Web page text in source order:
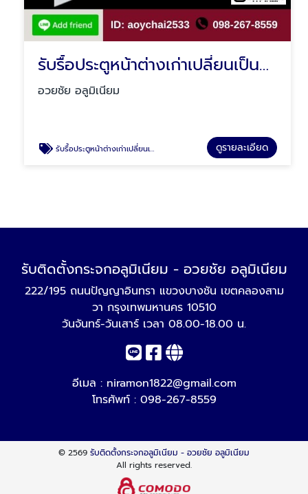
รับรื้อประตูหน้าต่างเก่าเปลี่ยนเป็นกระจก มีนบุรี
อวยชัย อลูมิเนียม
รับรื้อประตูหน้าต่างเก่าเปลี่ยนเป็นกระจก มีนบุรี ดูรายละเอียด
รับติดตั้งกระจกอลูมิเนียม - อวยชัย อลูมิเนียม
222/195 ถนนปัญญาอินทรา แขวงบางชัน เขตคลองสาม
วา กรุงเทพมหานคร 10510
วันจันทร์-วันเสาร์ เวลา 08.00-18.00 น.
อีเมล : niramon1822@gmail.com
โทรศัพท์ : 098-267-8559
© 2569 รับติดตั้งกระจกอลูมิเนียม - อวยชัย อลูมิเนียม
All rights reserved.